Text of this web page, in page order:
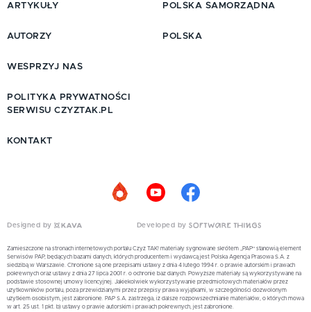
ARTYKUŁY
AUTORZY
POLSKA SAMORZĄDNA
POLSKA
WESPRZYJ NAS
POLITYKA PRYWATNOŚCI
SERWISU CZYZTAK.PL
KONTAKT
Designed by Developed by
Zamieszczone na stronach internetowych portalu Czyż TAK! materiały sygnowane skrótem „PAP” stanowią element
Serwisów PAP, będących bazami danych, których producentem i wydawcą jest Polska Agencja Prasowa S.A. z
siedzibą w Warszawie. Chronione są one przepisami ustawy z dnia 4 lutego 1994 r. o prawie autorskim i prawach
pokrewnych oraz ustawy z dnia 27 lipca 2001 r. o ochronie baz danych. Powyższe materiały są wykorzystywane na
podstawie stosownej umowy licencyjnej. Jakiekolwiek wykorzystywanie przedmiotowych materiałów przez
użytkowników portalu, poza przewidzianymi przez przepisy prawa wyjątkami, w szczególności dozwolonym
użytkiem osobistym, jest zabronione. PAP S.A. zastrzega, iż dalsze rozpowszechnianie materiałów, o których mowa
w art. 25 ust. 1 pkt. b) ustawy o prawie autorskim i prawach pokrewnych, jest zabronione.